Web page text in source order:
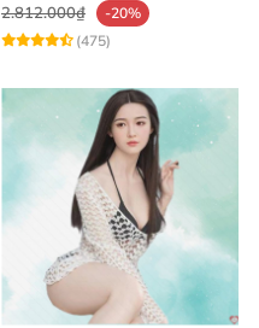
2.812.000₫
-20%
(475)